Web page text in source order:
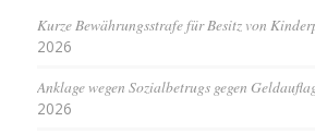
Kurze Bewährungsstrafe für Besitz von
2026
Anklage wegen Sozialbetrugs gegen
2026